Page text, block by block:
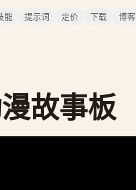
能 提示词 定价 下载 博客
故事板